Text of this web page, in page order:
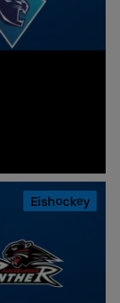
Eishockey